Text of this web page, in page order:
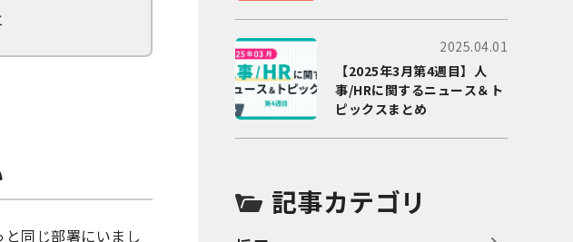
同じ部署にいまし
2025.04.01
【2025年3月第4週目】人
事/HRに関するニュース＆ト
ピックスまとめ
記事カテゴリ